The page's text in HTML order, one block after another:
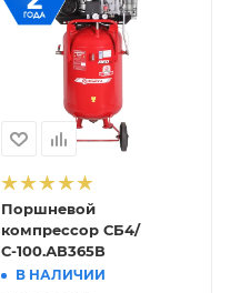
Поршневой
компрессор СБ4/
С-100.АВ365В
В НАЛИЧИИ